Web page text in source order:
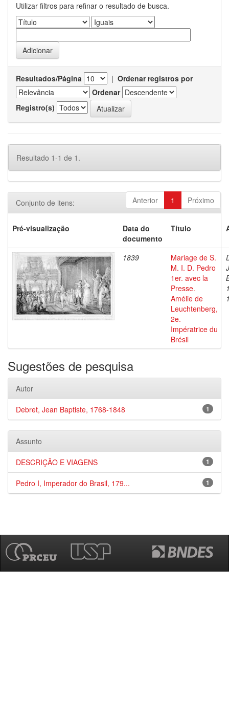
Utilizar filtros para refinar o resultado de busca.
Resultados/Página | Ordenar registros por
Ordenar
Registro(s)
Resultado 1-1 de 1.
Anterior 1 Próximo
Conjunto de itens:
Pré-visualização
Data do
documento
Título
1839
Mariage de S.
M. I. D. Pedro
1er. avec la
Presse.
Amélie de
Leuchtenberg,
2e.
Impératrice du
Brésil
Sugestões de pesquisa
Autor
1
Debret, Jean Baptiste, 1768-1848
Assunto
1
DESCRIÇÃO E VIAGENS
1
Pedro I, Imperador do Brasil, 179...